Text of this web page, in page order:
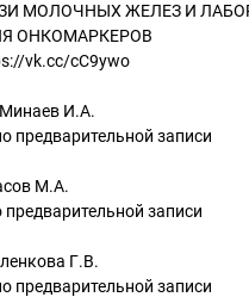
МОЛОЧНЫХ ЖЕЛЕЗ И
ОНКОМАРКЕРОВ
vk.cc/cC9ywo
И.А.
предварительной записи
М.А.
предварительной записи
Г.В.
предварительной записи